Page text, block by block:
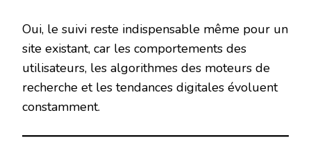
Oui, le suivi reste indispensable même pour un
site existant, car les comportements des
utilisateurs, les algorithmes des moteurs de
recherche et les tendances digitales évoluent
constamment.